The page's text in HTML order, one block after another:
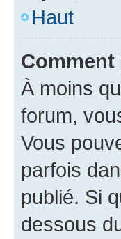
Haut
À moins
forum,
Vous
parfois
publié. Si
dessous